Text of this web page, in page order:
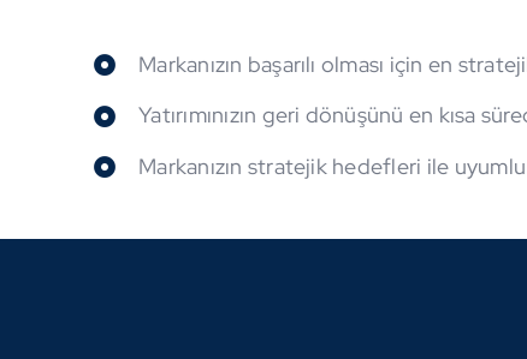
Markanızın başarılı olması için en
Yatırımınızın geri dönüşünü en kısa
Markanızın stratejik hedefleri ile